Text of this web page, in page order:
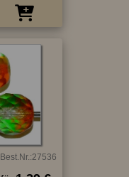
Best.Nr.:27536